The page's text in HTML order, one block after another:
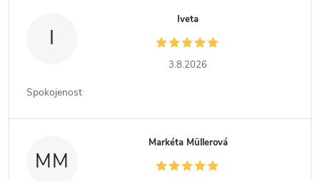
I
Iveta
3.8.2026
Spokojenost
MM
Markéta Müllerová